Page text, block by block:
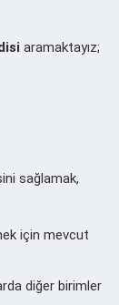
aramaktayız;
sağlamak,
için mevcut
diğer birimler